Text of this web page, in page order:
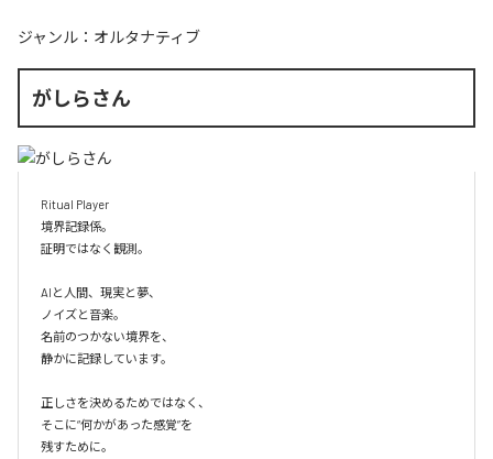
ジャンル： オルタナティブ
がしらさん
Ritual Player
境界記録係。
証明ではなく観測。
AIと人間、現実と夢、
ノイズと音楽。
名前のつかない境界を、
静かに記録しています。
正しさを決めるためではなく、
そこに“何かがあった感覚”を
残すために。